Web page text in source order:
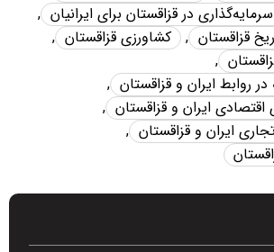
در قزاقستان برای ایرانیان ,
قزاقستان , کشاورزی قزاقستان ,
,
روابط ایران و قزاقستان ,
ایران و قزاقستان ,
ایران و قزاقستان ,